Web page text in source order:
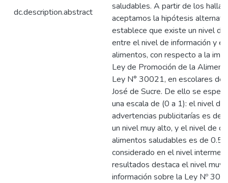
dc.description.abstract
saludables. A partir de los
aceptamos la hipótesis
establece que existe un nivel
entre el nivel de información y el
alimentos, con respecto a la
Ley de Promoción de la
Ley N° 30021, en escolares de
José de Sucre. De ello se
una escala de (0 a 1): el nivel
advertencias publicitarías es de
un nivel muy alto, y el nivel de
alimentos saludables es de
considerado en el nivel
resultados destaca el nivel muy
información sobre la Ley Nº